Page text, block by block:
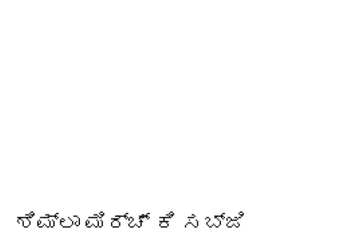
ಶಿಮ್ಲಾ ಮಿರ್ಚ್ ಕಿ ಸಬ್ಜಿ